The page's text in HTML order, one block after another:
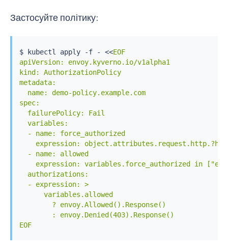
Застосуйте політику:
$ kubectl apply -f - <<EOF
apiVersion: envoy.kyverno.io/v1alpha1
kind: AuthorizationPolicy
metadata:
  name: demo-policy.example.com
spec:
  failurePolicy: Fail
  variables:
  - name: force_authorized
expression:
  - name: allowed
expression: variables.force_authorized in
  authorizations:
  - expression: >
      variables.allowed
        ? envoy.Allowed().Response()
        : envoy.Denied(403).Response()
EOF